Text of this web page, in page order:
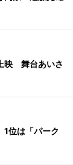
映 舞台あいさ
位は「パーク